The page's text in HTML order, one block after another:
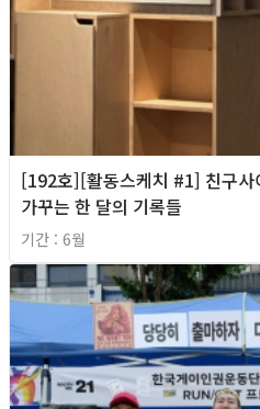
[192호][활동스케치 #1] 친구사
가꾸는 한 달의 기록들
기간 : 6월